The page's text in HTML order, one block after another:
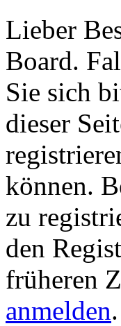
Lieber
Board.
Sie sich
dieser
können.
zu
den
früheren
anmelden.